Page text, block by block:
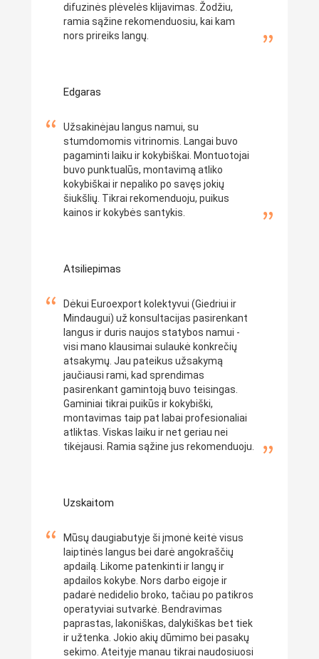
difuzinės plėvelės klijavimas. Žodžiu,
ramia sąžine rekomenduosiu, kai kam
nors prireiks langų.
Edgaras
Užsakinėjau langus namui, su
stumdomomis vitrinomis. Langai buvo
pagaminti laiku ir kokybiškai. Montuotojai
buvo punktualūs, montavimą atliko
kokybiškai ir nepaliko po savęs jokių
šiukšlių. Tikrai rekomenduoju, puikus
kainos ir kokybės santykis.
Atsiliepimas
Dėkui Euroexport kolektyvui (Giedriui ir
Mindaugui) už konsultacijas pasirenkant
langus ir duris naujos statybos namui -
visi mano klausimai sulaukė konkrečių
atsakymų. Jau pateikus užsakymą
jaučiausi rami, kad sprendimas
pasirenkant gamintoją buvo teisingas.
Gaminiai tikrai puikūs ir kokybiški,
montavimas taip pat labai profesionaliai
atliktas. Viskas laiku ir net geriau nei
tikėjausi. Ramia sąžine jus rekomenduoju.
Uzskaitom
Mūsų daugiabutyje ši įmonė keitė visus
laiptinės langus bei darė angokraščių
apdailą. Likome patenkinti ir langų ir
apdailos kokybe. Nors darbo eigoje ir
padarė nedidelio broko, tačiau po patikros
operatyviai sutvarkė. Bendravimas
paprastas, lakoniškas, dalykiškas bet tiek
ir užtenka. Jokio akių dūmimo bei pasakų
sekimo. Ateityje manau tikrai naudosiuosi